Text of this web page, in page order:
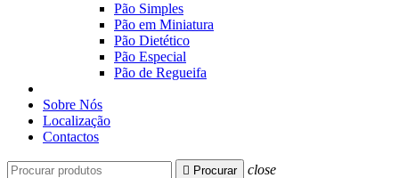
Pão Simples
Pão em Miniatura
Pão Dietético
Pão Especial
Pão de Regueifa
Sobre Nós
Localização
Contactos
 Procurar close